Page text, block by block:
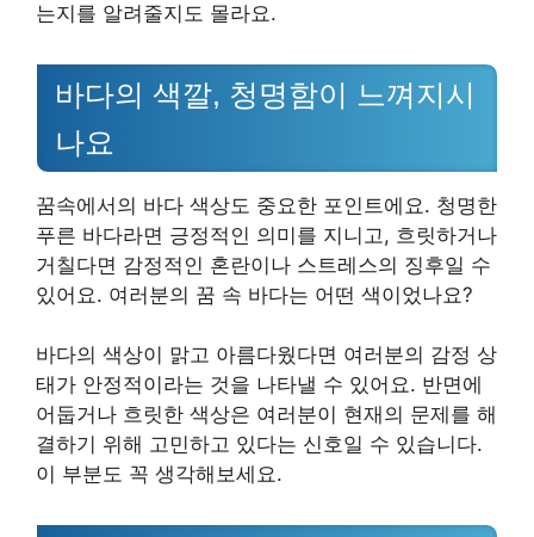
는지를 알려줄지도 몰라요.
바다의 색깔, 청명함이 느껴지시
나요
꿈속에서의 바다 색상도 중요한 포인트에요. 청명한
푸른 바다라면 긍정적인 의미를 지니고, 흐릿하거나
거칠다면 감정적인 혼란이나 스트레스의 징후일 수
있어요. 여러분의 꿈 속 바다는 어떤 색이었나요?
바다의 색상이 맑고 아름다웠다면 여러분의 감정 상
태가 안정적이라는 것을 나타낼 수 있어요. 반면에
어둡거나 흐릿한 색상은 여러분이 현재의 문제를 해
결하기 위해 고민하고 있다는 신호일 수 있습니다.
이 부분도 꼭 생각해보세요.